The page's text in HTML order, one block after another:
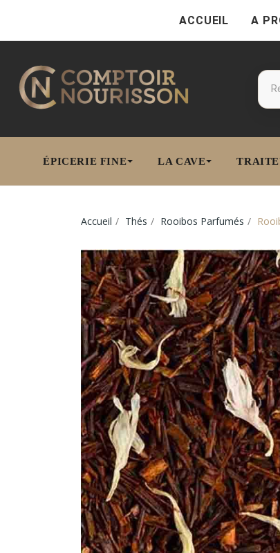
ACCUEIL A
ÉPICERIE FINE LA CAVE
Accueil Thés Rooibos Parfumés